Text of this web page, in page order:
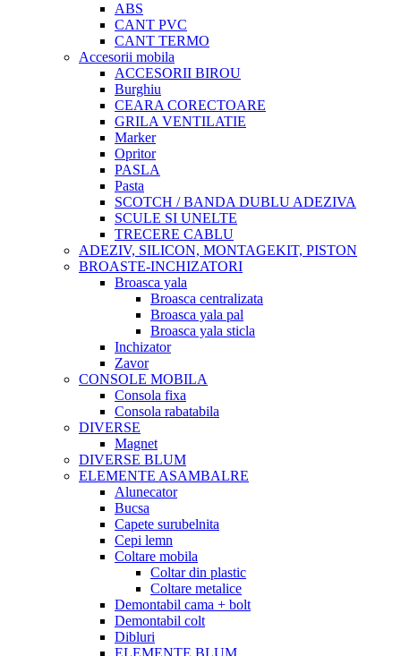
ABS
CANT PVC
CANT TERMO
Accesorii mobila
ACCESORII BIROU
Burghiu
CEARA CORECTOARE
GRILA VENTILATIE
Marker
Opritor
PASLA
Pasta
SCOTCH / BANDA DUBLU ADEZIVA
SCULE SI UNELTE
TRECERE CABLU
ADEZIV, SILICON, MONTAGEKIT, PISTON
BROASTE-INCHIZATORI
Broasca yala
Broasca centralizata
Broasca yala pal
Broasca yala sticla
Inchizator
Zavor
CONSOLE MOBILA
Consola fixa
Consola rabatabila
DIVERSE
Magnet
DIVERSE BLUM
ELEMENTE ASAMBALRE
Alunecator
Bucsa
Capete surubelnita
Cepi lemn
Coltare mobila
Coltar din plastic
Coltare metalice
Demontabil cama + bolt
Demontabil colt
Dibluri
ELEMENTE BLUM